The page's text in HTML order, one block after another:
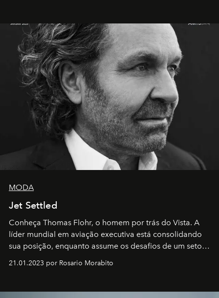
MODA
Jet Settled
Conheça Thomas Flohr, o homem por trás do Vista. A
líder mundial em aviação executiva está consolidando
sua posição, enquanto assume os desafios de um setor
21.01.2023 por Rosario Morabito